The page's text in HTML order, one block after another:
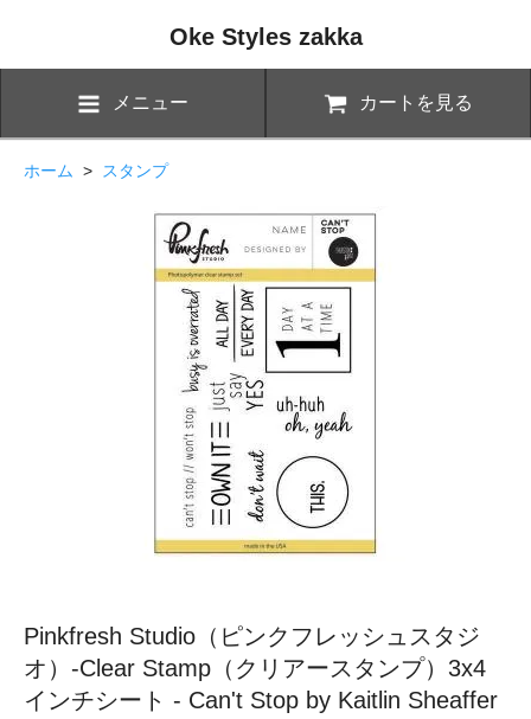
Oke Styles zakka
メニュー カートを見る
ホーム > スタンプ
Pinkfresh Studio（ピンクフレッシュスタジ
オ）-Clear Stamp（クリアースタンプ）3x4
インチシート - Can't Stop by Kaitlin Sheaffer